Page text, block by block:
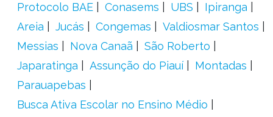
Protocolo BAE
Conasems UBS
Ipiranga
Areia
Jucás Congemas
Valdiosmar Santos
Messias
Nova Canaã
São Roberto
Japaratinga
Assunção do Piauí
Montadas
Parauapebas
Busca Ativa Escolar no Ensino Médio